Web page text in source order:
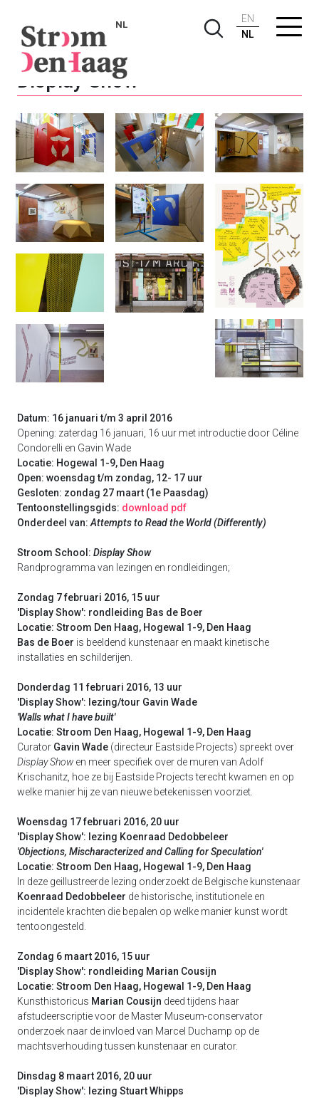
NL
EN
NL
Display Show
Datum: 16 januari t/m 3 april 2016
Opening: zaterdag 16 januari, 16 uur met introductie door Céline
Condorelli en Gavin Wade
Locatie: Hogewal 1-9, Den Haag
Open: woensdag t/m zondag, 12- 17 uur
Gesloten: zondag 27 maart (1e Paasdag)
Tentoonstellingsgids: download pdf
Onderdeel van:Attempts to Read the World (Differently)
Stroom School: Display Show
Randprogramma van lezingen en rondleidingen;
Zondag 7 februari 2016, 15 uur
'Display Show': rondleiding Bas de Boer
Locatie: Stroom Den Haag, Hogewal 1-9, Den Haag
Bas de Boer is beeldend kunstenaar en maakt kinetische
installaties en schilderijen.
Donderdag 11 februari 2016, 13 uur
'Display Show': lezing/tour Gavin Wade
'Walls what I have built'
Locatie: Stroom Den Haag, Hogewal 1-9, Den Haag
Curator Gavin Wade (directeur Eastside Projects) spreekt over
Display Showen meer specifiek over de muren van Adolf
Krischanitz, hoe ze bij Eastside Projects terecht kwamen en op
welke manier hij ze van nieuwe betekenissen voorziet.
Woensdag 17 februari 2016, 20 uur
'Display Show': lezing Koenraad Dedobbeleer
'Objections, Mischaracterized and Calling for Speculation'
Locatie: Stroom Den Haag, Hogewal 1-9, Den Haag
In deze geillustreerde lezing onderzoekt de Belgische kunstenaar
Koenraad Dedobbeleer de historische, institutionele en
incidentele krachten die bepalen op welke manier kunst wordt
tentoongesteld.
Zondag 6 maart 2016, 15 uur
'Display Show': rondleiding Marian Cousijn
Locatie: Stroom Den Haag, Hogewal 1-9, Den Haag
Kunsthistoricus Marian Cousijn deed tijdens haar
afstudeerscriptie voor de Master Museum-conservator
onderzoek naar de invloed van Marcel Duchamp op de
machtsverhouding tussen kunstenaar en curator.
Dinsdag 8 maart 2016, 20 uur
'Display Show': lezing Stuart Whipps